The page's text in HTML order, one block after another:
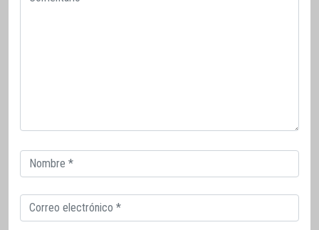
Correo
electrónico
Correo
electrónico